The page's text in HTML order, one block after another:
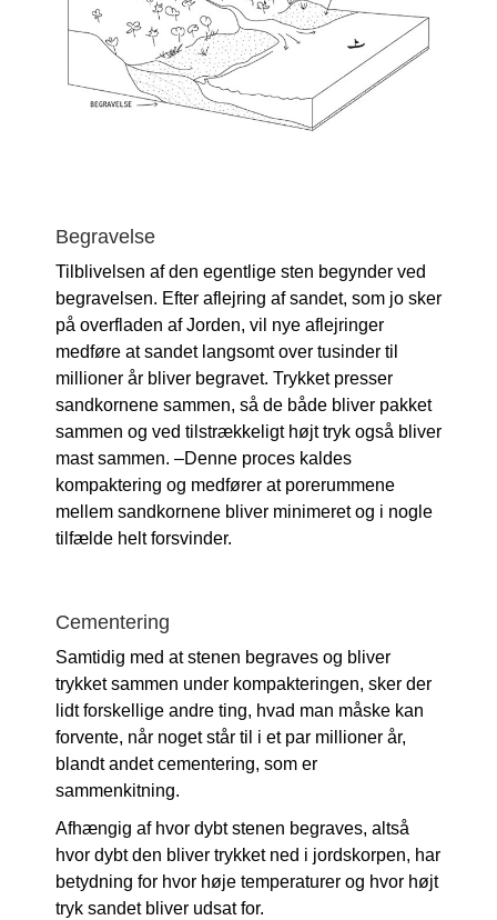
Begravelse
Tilblivelsen af den egentlige sten begynder ved
begravelsen. Efter aflejring af sandet, som jo sker
på overfladen af Jorden, vil nye aflejringer
medføre at sandet langsomt over tusinder til
millioner år bliver begravet. Trykket presser
sandkornene sammen, så de både bliver pakket
sammen og ved tilstrækkeligt højt tryk også bliver
mast sammen. –Denne proces kaldes
kompaktering og medfører at porerummene
mellem sandkornene bliver minimeret og i nogle
tilfælde helt forsvinder.
Cementering
Samtidig med at stenen begraves og bliver
trykket sammen under kompakteringen, sker der
lidt forskellige andre ting, hvad man måske kan
forvente, når noget står til i et par millioner år,
blandt andet cementering, som er
sammenkitning.
Afhængig af hvor dybt stenen begraves, altså
hvor dybt den bliver trykket ned i jordskorpen, har
betydning for hvor høje temperaturer og hvor højt
tryk sandet bliver udsat for.